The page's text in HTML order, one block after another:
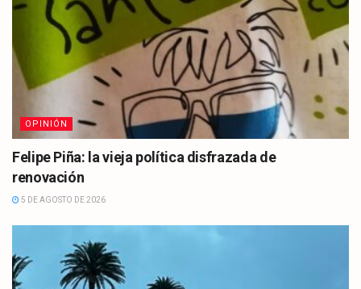
OPINIÓN
Felipe Piña: la vieja política disfrazada de
renovación
5 DE AGOSTO DE 2026